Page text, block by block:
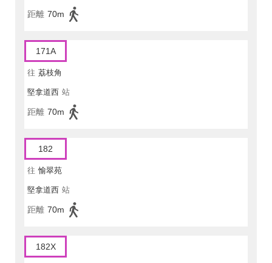
距離 70m
171A
往 荔枝角
堅拿道西 站
距離 70m
182
往 愉翠苑
堅拿道西 站
距離 70m
182X